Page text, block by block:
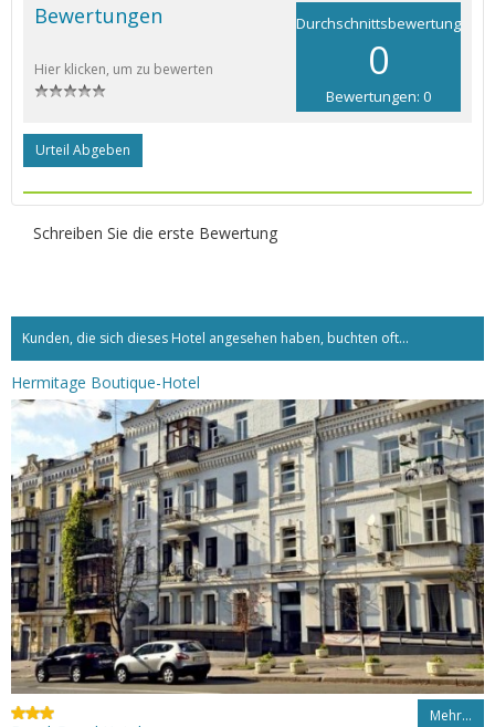
Durchschnittsbewertung
0
Bewertungen: 0
Bewertungen
Hier klicken, um zu bewerten
Urteil Abgeben
Schreiben Sie die erste Bewertung
Kunden, die sich dieses Hotel angesehen haben, buchten oft...
Hermitage Boutique-Hotel
Mehr…